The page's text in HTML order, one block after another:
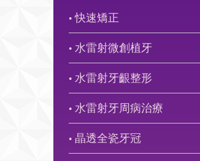
● 快速矯正
● 水雷射微創植牙
● 水雷射牙齦整形
● 水雷射牙周病治療
● 晶透全瓷牙冠